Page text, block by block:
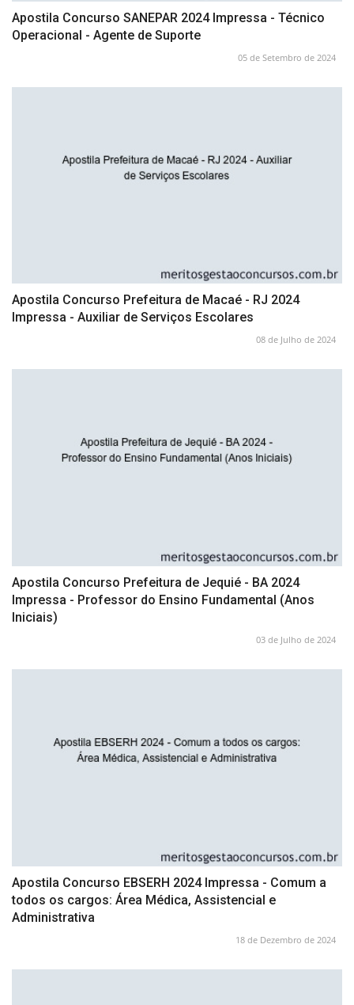
Apostila Concurso SANEPAR 2024 Impressa - Técnico
Operacional - Agente de Suporte
05 de Setembro de 2024
Apostila Concurso Prefeitura de Macaé - RJ 2024
Impressa - Auxiliar de Serviços Escolares
08 de Julho de 2024
Apostila Concurso Prefeitura de Jequié - BA 2024
Impressa - Professor do Ensino Fundamental (Anos
Iniciais)
03 de Julho de 2024
Apostila Concurso EBSERH 2024 Impressa - Comum a
todos os cargos: Área Médica, Assistencial e
Administrativa
18 de Dezembro de 2024